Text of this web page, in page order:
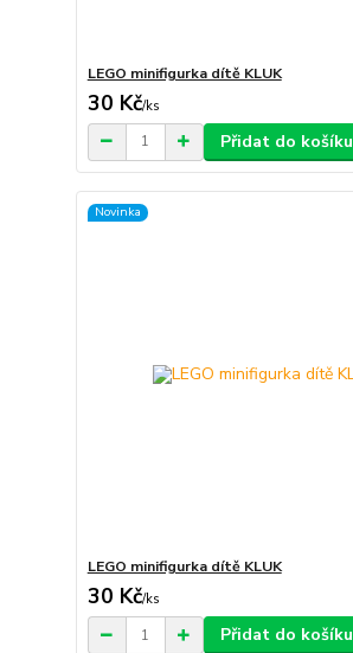
LEGO minifigurka dítě KLUK
30 Kč/ks
Přidat do košíku
Novinka
LEGO minifigurka dítě KLUK
30 Kč/ks
Přidat do košíku